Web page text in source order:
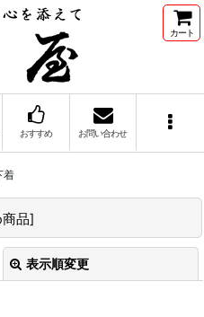
カート
おすすめ お問い合わせ
着
品]
表示順変更